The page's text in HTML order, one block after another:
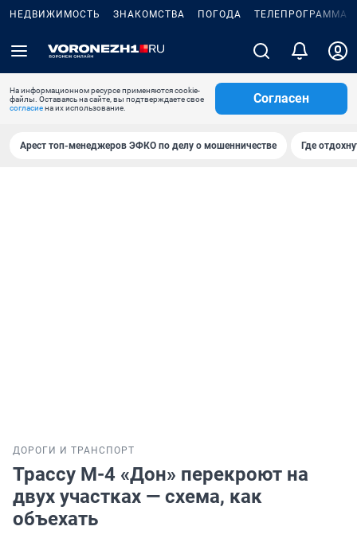
НЕДВИЖИМОСТЬ ЗНАКОМСТВА ПОГОДА ТЕЛЕПРОГРАММА
На информационном ресурсе применяются cookie-
файлы. Оставаясь на сайте, вы подтверждаете свое
согласиена их использование.
Согласен
Арест топ-менеджеров ЭФКО по делу о мошенничестве Где
ДОРОГИ И ТРАНСПОРТ
Трассу М-4 «Дон» перекроют на
двух участках — схема, как
объехать